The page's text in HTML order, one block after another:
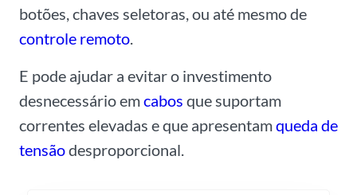
botões, chaves seletoras, ou até mesmo de
controle remoto.
E pode ajudar a evitar o investimento
desnecessário emcabos que suportam
correntes elevadas e que apresentamqueda de
tensãodesproporcional.